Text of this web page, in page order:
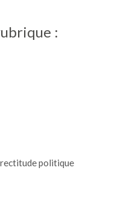
:
rectitude politique